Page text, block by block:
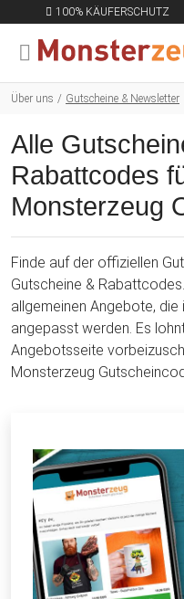
100% KÄUFERSCHUTZ
MENÜ
Über uns Gutscheine & Newsletter
Alle
Rabattcodes
Monsterzeug
Finde auf der offiziellen
Gutscheine &
allgemeinen Angebote,
angepasst werden. Es
Angebotsseite
Monsterzeug